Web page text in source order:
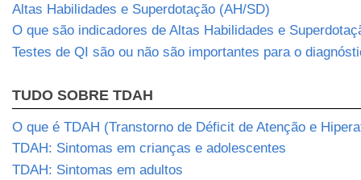
Altas Habilidades e Superdotação (AH/SD)
O que são indicadores de Altas Habilidades e
Testes de QI são ou não são importantes para o
TUDO SOBRE TDAH
O que é TDAH (Transtorno de Déficit de Atenção e
TDAH: Sintomas em crianças e adolescentes
TDAH: Sintomas em adultos